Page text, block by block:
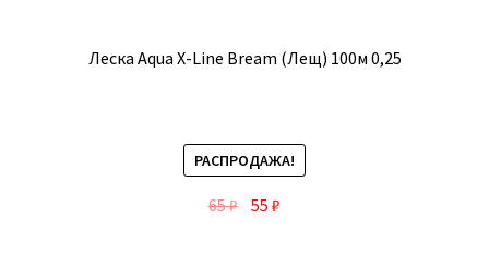
Леска Aqua X-Line Bream (Лещ) 100м 0,25
РАСПРОДАЖА!
65₽ 55₽